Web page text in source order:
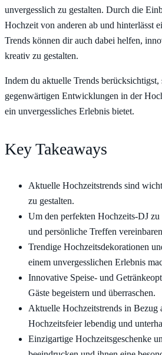
unvergesslich zu gestalten. Durch die
Hochzeit von anderen ab und hinterlässt
Trends können dir auch dabei helfen,
kreativ zu gestalten.
Indem du aktuelle Trends
gegenwärtigen Entwicklungen in der
ein unvergessliches Erlebnis bietet.
Key Takeaways
Aktuelle Hochzeitstrends sind
zu gestalten.
Um den perfekten Hochzeits-DJ
und persönliche Treffen
Trendige Hochzeitsdekorationen
einem unvergesslichen Erlebnis
Innovative Speise- und
Gäste begeistern und überraschen.
Aktuelle Hochzeitstrends in Bezug
Hochzeitsfeier lebendig und
Einzigartige Hochzeitsgeschenke